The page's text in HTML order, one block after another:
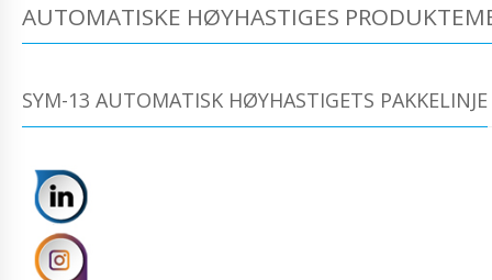
AUTOMATISKE HØYHASTIGES
SYM-13 AUTOMATISK HØYHASTIGETS PAKKELINJE